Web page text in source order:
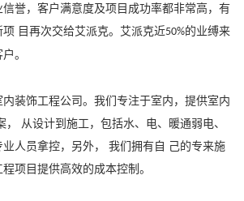
誉，客户满意度及项目成功率都非常高，有
目再次交给艾派克。艾派克近50%的业缚来
。
装饰工程公司。我们专注于室内，提供室内
，
从设计到施工，包括水、电、暖通弱电、
人员拿控，另外，
我们拥有自 己的专来施
项目提供高效的成本控制。